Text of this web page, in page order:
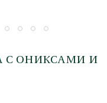
С ОНИКСАМИ И